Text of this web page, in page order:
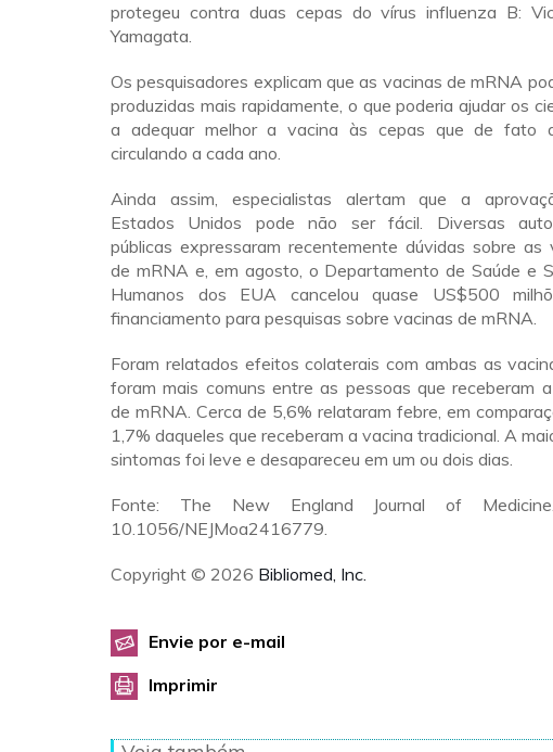
protegeu contra duas cepas do vírus influenza B:
Yamagata.
Os pesquisadores explicam que as vacinas de mRNA
produzidas mais rapidamente, o que poderia ajudar os
a adequar melhor a vacina às cepas que de fato
circulando a cada ano.
Ainda assim, especialistas alertam que a
Estados Unidos pode não ser fácil. Diversas
públicas expressaram recentemente dúvidas sobre as
de mRNA e, em agosto, o Departamento de Saúde e
Humanos dos EUA cancelou quase US$500
financiamento para pesquisas sobre vacinas de mRNA.
Foram relatados efeitos colaterais com ambas as
foram mais comuns entre as pessoas que receberam
de mRNA. Cerca de 5,6% relataram febre, em
1,7% daqueles que receberam a vacina tradicional. A
sintomas foi leve e desapareceu em um ou dois dias.
Fonte: The New England Journal of
10.1056/NEJMoa2416779.
Copyright © 2026 Bibliomed, Inc.
Envie por e-mail
Imprimir